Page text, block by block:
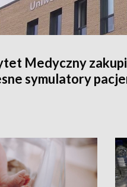
Medyczny
symulatory